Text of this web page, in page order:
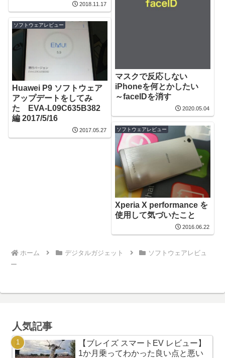
マスクで反応しない
iPhoneを何とかしたい
～faceIDを消す
2020.05.04
2018.11.17
ソフトウェアレビュー
Huawei P9 ソフトウェア
アップデートをしてみ
た EVA-L09C635B382
編 2017/5/16
2017.05.27 ソフトウェアレビュー
Xperia X performance を
使用して気づいたこと
2016.06.22
ホーム デジタルガジェット
ソフトウェアレビュ
ー
人気記事
【ブレイズ スマートEV レビュー】
1か月乗ってわかった良い点と悪い